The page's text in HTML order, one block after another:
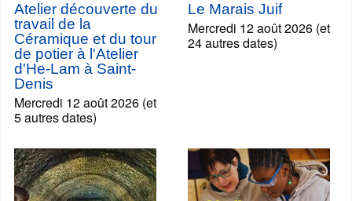
Atelier découverte du
travail de la
Céramique et du tour
de potier à l'Atelier
d'He-Lam à Saint-
Denis
Mercredi 12 août 2026 (et
5 autres dates)
Le Marais Juif
Mercredi 12 août 2026 (et
24 autres dates)